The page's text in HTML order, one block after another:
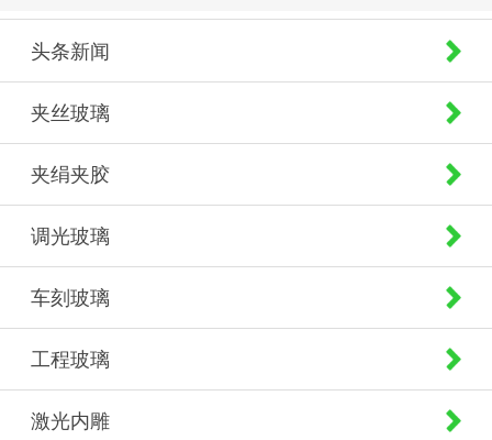
头条新闻
夹丝玻璃
夹绢夹胶
调光玻璃
车刻玻璃
工程玻璃
激光内雕